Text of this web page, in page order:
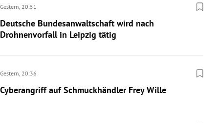
Gestern, 20:51
Deutsche Bundesanwaltschaft wird nach
Drohnenvorfall in Leipzig tätig
Gestern, 20:36
Cyberangriff auf Schmuckhändler Frey Wille